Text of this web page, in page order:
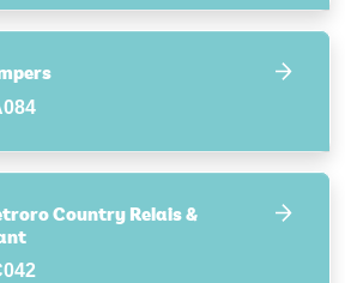
Country Relais &